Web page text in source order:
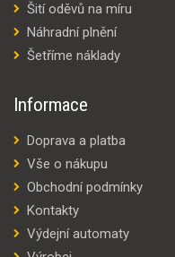
Šití oděvů na míru
Náhradní plnění
Šetříme náklady
Informace
Doprava a platba
Vše o nákupu
Obchodní podmínky
Kontakty
Výdejní automaty